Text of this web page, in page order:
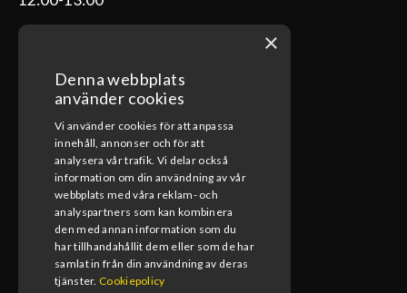
ÖPPETTIDER VERKSTAD
Måndag-Fredag
08:00-17:00
Lunchstängt
12:00-13:00
×
Denna webbplats
använder cookies
Vi använder cookies för att anpassa
innehåll, annonser och för att
analysera vår trafik. Vi delar också
information om din användning av vår
webbplats med våra reklam- och
analyspartners som kan kombinera
den med annan information som du
har tillhandahållit dem eller som de har
samlat in från din användning av deras
tjänster. Cookiepolicy